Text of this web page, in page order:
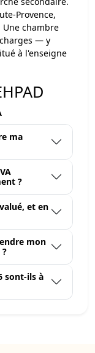
Provence,
Une chambre
— y
à l'enseigne
ma
?
et en
mon
sont-ils à